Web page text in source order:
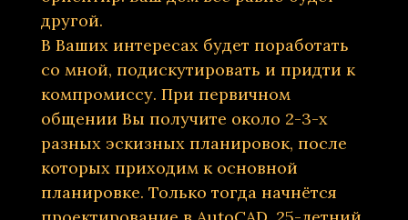
другой.
В Ваших интересах будет поработать
со мной, подискутировать и придти к
компромиссу. При первичном
общении Вы получите около 2-3-х
разных эскизных планировок, после
которых приходим к основной
планировке. Только тогда начнётся